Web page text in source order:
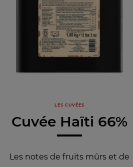
LES CUVÉES
Cuvée Haïti 66%
Les notes de fruits mûrs et de